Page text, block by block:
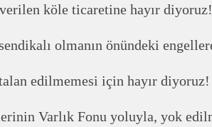
köle ticaretine hayır diyoruz!
olmanın önündeki
edilmemesi için hayır diyoruz!
Varlık Fonu yoluyla, yok